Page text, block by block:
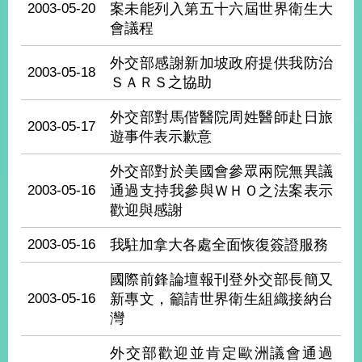
家
地
國
播
府
開
2003-05-20
案未能列入第五十六屆世界衛生大
會議程
2003-05-18
外交部感謝新加坡政府提供我防治
ＳＡＲＳ之協助
2003-05-17
外交部對馬偕醫院周姓醫師赴日旅
遊事件表示歉意
2003-05-16
外交部對於美國會參眾兩院無異議
通過支持我參與ＷＨＯ之法案表示
歡迎與感謝
2003-05-16 我駐加拿大各處全面恢復簽證服務
2003-05-16
國際前鋒論壇報刊登外交部長簡又
新專文，籲請世界衛生組織接納台
灣
外交部歡迎並肯定歐洲議會通過